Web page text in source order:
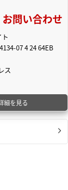
お問い合わせ
07 4 24 64EB
ス
細を見る